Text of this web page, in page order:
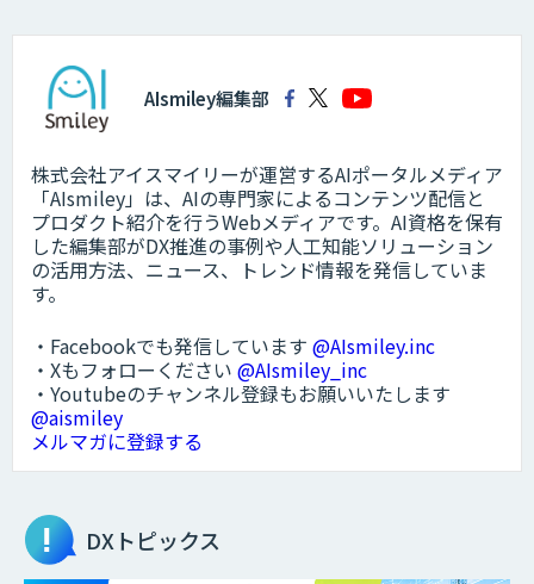
AIsmiley編集部
株式会社アイスマイリーが運営するAIポータルメディア
「AIsmiley」は、AIの専門家によるコンテンツ配信と
プロダクト紹介を行うWebメディアです。AI資格を保有
した編集部がDX推進の事例や人工知能ソリューション
の活用方法、ニュース、トレンド情報を発信していま
す。
・Facebookでも発信しています @AIsmiley.inc
・Xもフォローください @AIsmiley_inc
・Youtubeのチャンネル登録もお願いいたします
@aismiley
メルマガに登録する
DXトピックス